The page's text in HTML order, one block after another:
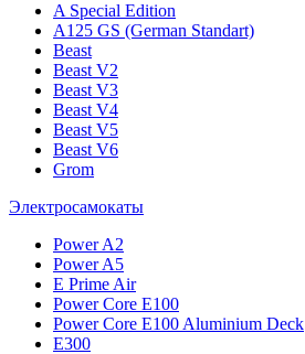
A Special Edition
A125 GS (German Standart)
Beast
Beast V2
Beast V3
Beast V4
Beast V5
Beast V6
Grom
Электросамокаты
Power A2
Power A5
E Prime Air
Power Core E100
Power Core E100 Aluminium Deck
E300